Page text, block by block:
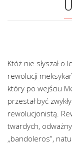
Któż nie słyszał o
rewolucji
który po wejściu
przestał być
rewolucjonistą.
twardych,
„bandoleros”,